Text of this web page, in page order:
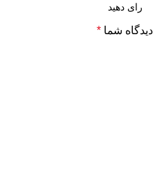
دیدگاه شما *